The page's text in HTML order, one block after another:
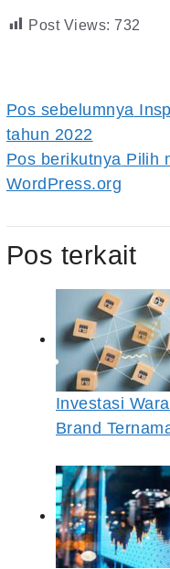
Post Views: 732
Navigasi
pos
Pos sebelumnya
tahun 2022
Pos berikutnya Pilih
WordPress.org
Pos terkait
Investasi
Brand